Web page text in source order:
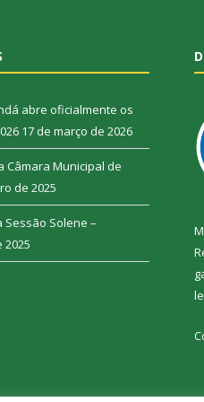
abre oficialmente os
17 de março de 2026
Câmara Municipal de
de 2025
Sessão Solene –
2025